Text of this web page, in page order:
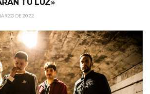
TU LUZ»
DE 2022